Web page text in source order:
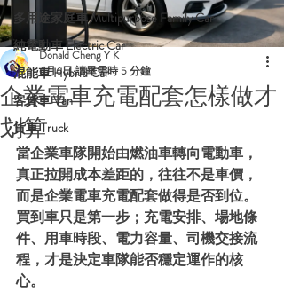
多用途家庭車 Multipurpose Family Car
純電動車 Electric Car
混能車 Hybrid Car
客貨車 Van
貨車 Truck
企業電車充電配套怎樣做才
划算
Donald Cheng Y K
6月6日讀畢需時 5 分鐘
當企業車隊開始由燃油車轉向電動車，
真正拉開成本差距的，往往不是車價，
而是企業電車充電配套做得是否到位。
買到車只是第一步；充電安排、場地條
件、用車時段、電力容量、司機交接流
程，才是決定車隊能否穩定運作的核
心。